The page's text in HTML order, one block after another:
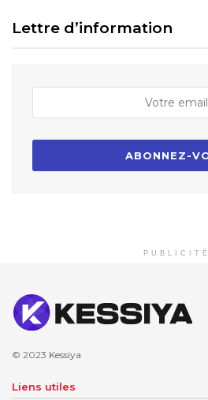
Lettre d’information
PUBLICITÉ
© 2023 Kessiya
Liens utiles